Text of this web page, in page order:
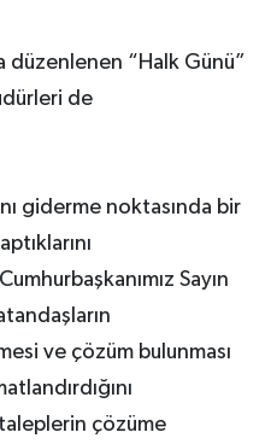
düzenlenen “Halk Günü”
de
giderme noktasında bir
Sayın
ve çözüm bulunması
çözüme